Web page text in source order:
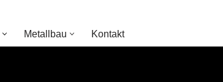
Metallbau Kontakt